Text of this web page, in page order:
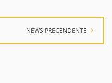
NEWS PRECENDENTE